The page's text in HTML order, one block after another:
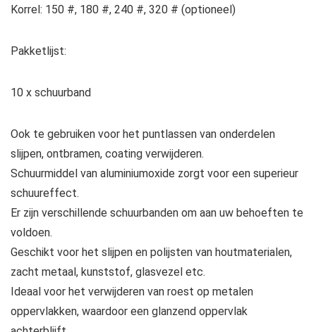
Korrel: 150 #, 180 #, 240 #, 320 # (optioneel)
Pakketlijst:
10 x schuurband
Ook te gebruiken voor het puntlassen van onderdelen
slijpen, ontbramen, coating verwijderen.
Schuurmiddel van aluminiumoxide zorgt voor een superieur
schuureffect.
Er zijn verschillende schuurbanden om aan uw behoeften te
voldoen.
Geschikt voor het slijpen en polijsten van houtmaterialen,
zacht metaal, kunststof, glasvezel etc.
Ideaal voor het verwijderen van roest op metalen
oppervlakken, waardoor een glanzend oppervlak